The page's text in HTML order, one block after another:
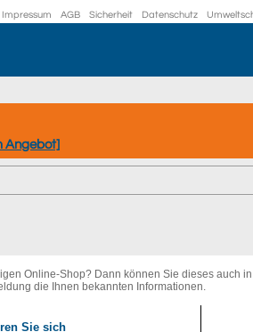
Impressum AGB Sicherheit Datenschutz
Angebot]
Online-Shop? Dann können Sie dieses auch
die Ihnen bekannten Informationen.
Sie sich